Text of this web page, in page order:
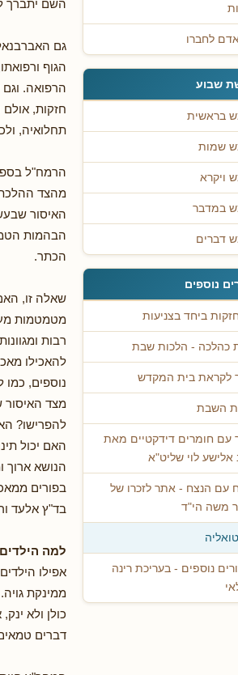
אדם לחברו
שבוע
בראשית
שמות
ויקרא
במדבר
דברים
נוספים
ביחד בצניעות
כהלכה - הלכות שבת
לקראת בית המקדש
השבת
עם חומרים דידקטיים מאת
אלישע לוי שליט"א
עם הנצח - אתר לזכרו של
משה הי"ד
נוספים - בעריכת רינה
השם יתברך
גם
הגוף
הרפואה. וגם
חזקות,
תחלואיה,
הרמח"ל
מהצד
האיסור
הבהמות
הכתר.
שאלה זו,
מטמטמות
רבות
להאכילו
נוספים,
מצד האיסור
להפרישו?
האם יכול
הנושא ארוך
בפורים
בד"ץ אלעד
למה
אפילו
ממינקת
כולן ולא
דברים